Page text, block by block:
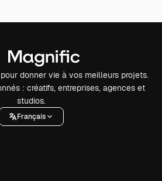
donner vie à vos meilleurs projets.
: créatifs, entreprises, agences et
studios.
Français